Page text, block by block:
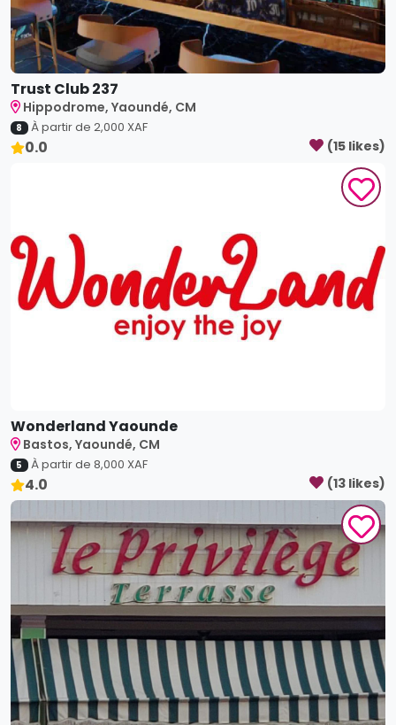
Trust Club 237
Hippodrome, Yaoundé, CM
8 À partir de 2,000 XAF
0.0 (15 likes)
Wonderland Yaounde
Bastos, Yaoundé, CM
5 À partir de 8,000 XAF
4.0 (13 likes)